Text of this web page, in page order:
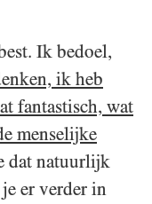
Ik bedoel,
ik heb
fantastisch, wat
menselijke
dat natuurlijk
er verder in